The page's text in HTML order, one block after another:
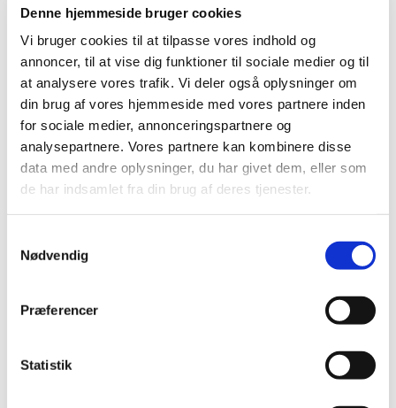
Denne hjemmeside bruger cookies
Vi bruger cookies til at tilpasse vores indhold og
annoncer, til at vise dig funktioner til sociale medier og til
at analysere vores trafik. Vi deler også oplysninger om
din brug af vores hjemmeside med vores partnere inden
for sociale medier, annonceringspartnere og
analysepartnere. Vores partnere kan kombinere disse
data med andre oplysninger, du har givet dem, eller som
de har indsamlet fra din brug af deres tjenester.
Nødvendig
Præferencer
Statistik
Kom og syng med, når vi hver onsdag morgen synger
sammen fra kl. 8.20-8.40. Vi synger sange fra
Højskolesangbogen, og det er en skønsom blanding af
nyt og gammelt, så der altid er lidt for enhver smag.
Hver uge inviterer vi gæsteværter forbi, som indvier os i
nogle af deres yndlingssange. Måske har de endda også
en anekdote eller to i ærmet.
Som altid er det vores dygtige organist Bjørn, der
akkompagnerer os på flyglet.
Alle er velkomne, og vi glæder os til at se dig!